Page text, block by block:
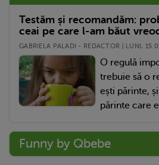
Testăm și recomandăm:
ceai pe care l-am băut
GABRIELA PALADI - REDACTOR | LUNI,
O regulă
trebuie să o
ești părinte,
părinte care
Funny by Qbebe